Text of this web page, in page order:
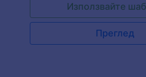
Използвайте
Преглед